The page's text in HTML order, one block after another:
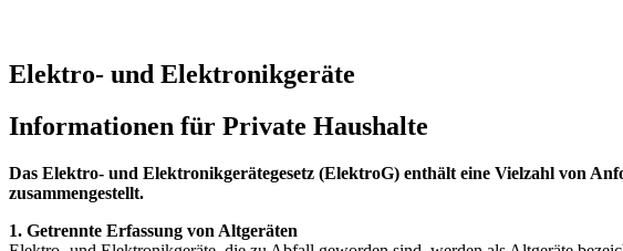
Elektro- und Elektronikgeräte
Informationen für Private Haushalte
Das Elektro- und Elektronikgerätegesetz (ElektroG) enthält eine Vielzahl von
zusammengestellt.
1. Getrennte Erfassung von Altgeräten